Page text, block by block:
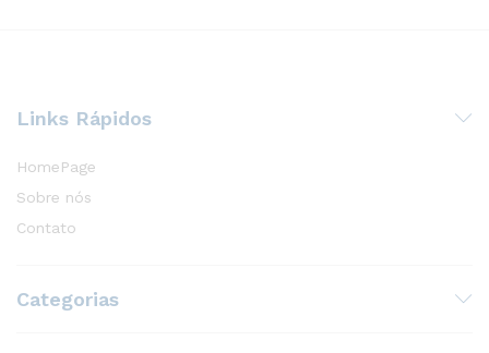
Links Rápidos
HomePage
Sobre nós
Contato
Categorias